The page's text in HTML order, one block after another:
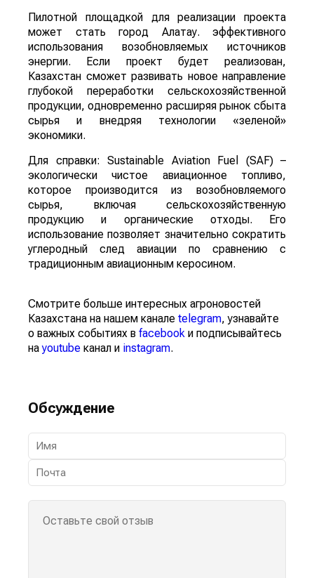
Пилотной площадкой для реализации проекта
может стать город Алатау. эффективного
использования возобновляемых источников
энергии. Если проект будет реализован,
Казахстан сможет развивать новое направление
глубокой переработки сельскохозяйственной
продукции, одновременно расширяя рынок сбыта
сырья и внедряя технологии «зеленой»
экономики.
Для справки: Sustainable Aviation Fuel (SAF) –
экологически чистое авиационное топливо,
которое производится из возобновляемого
сырья, включая сельскохозяйственную
продукцию и органические отходы. Его
использование позволяет значительно сократить
углеродный след авиации по сравнению с
традиционным авиационным керосином.
Смотрите больше интересных агроновостей
Казахстана на нашем канале telegram, узнавайте
о важных событиях в facebook и подписывайтесь
наyoutube канал и instagram.
Обсуждение